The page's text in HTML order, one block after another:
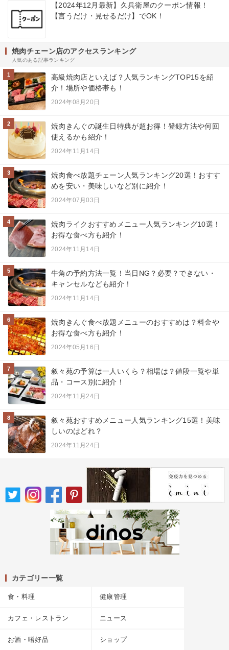
【2024年12月最新】久兵衛屋のクーポン情報！
【言うだけ・見せるだけ】でOK！
焼肉チェーン店のアクセスランキング
人気のある記事ランキング
1
高級焼肉店といえば？人気ランキングTOP15を紹
介！場所や価格帯も！
2024年08月20日
2
焼肉きんぐの誕生日特典が超お得！登録方法や何回
使えるかも紹介！
2024年11月14日
3
焼肉食べ放題チェーン人気ランキング20選！おすす
めを安い・美味しいなど別に紹介！
2024年07月03日
4
焼肉ライクおすすめメニュー人気ランキング10選！
お得な食べ方も紹介！
2024年11月14日
5
牛角の予約方法一覧！当日NG？必要？できない・
キャンセルなども紹介！
2024年11月14日
6
焼肉きんぐ食べ放題メニューのおすすめは？料金や
お得な食べ方も紹介！
2024年05月16日
7
叙々苑の予算は一人いくら？相場は？値段一覧や単
品・コース別に紹介！
2024年11月24日
8
叙々苑おすすめメニュー人気ランキング15選！美味
しいのはどれ？
2024年11月24日
カテゴリー一覧
食・料理 健康管理
カフェ・レストラン ニュース
お酒・嗜好品 ショップ